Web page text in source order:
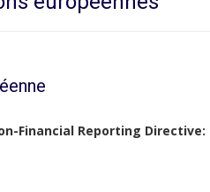
Financial Reporting Directive: